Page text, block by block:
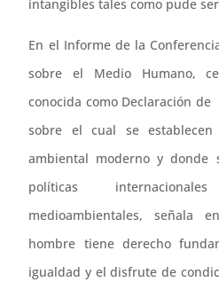
intangibles tales como pude
En el Informe de la
sobre el Medio Humano,
conocida como Declaración
sobre el cual se
ambiental moderno y donde
políticas
medioambientales, señala
hombre tiene derecho
igualdad y el disfrute de